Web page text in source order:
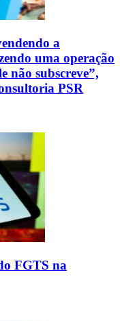
a
uma operação
não subscreve”,
PSR
FGTS na